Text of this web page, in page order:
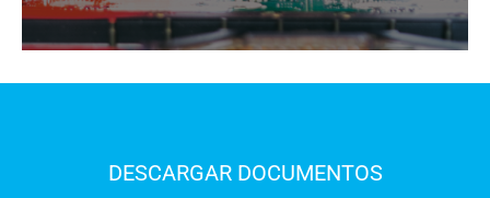
DESCARGAR DOCUMENTOS